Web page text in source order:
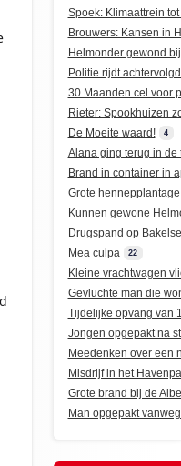
Spoek: Klimaattrein
Brouwers: Kansen in
Helmonder gewond
Politie rijdt
30 Maanden cel voor
Rieter: Spookhuizen
De Moeite waard! 4
Alana ging terug in de
Brand in container in
Grote
Kunnen gewone
Drugspand op
Mea culpa 22
Kleine vrachtwagen
Gevluchte man die
Tijdelijke opvang van
Jongen opgepakt na
Meedenken over een
Misdrijf in het
Grote brand bij de
Man opgepakt